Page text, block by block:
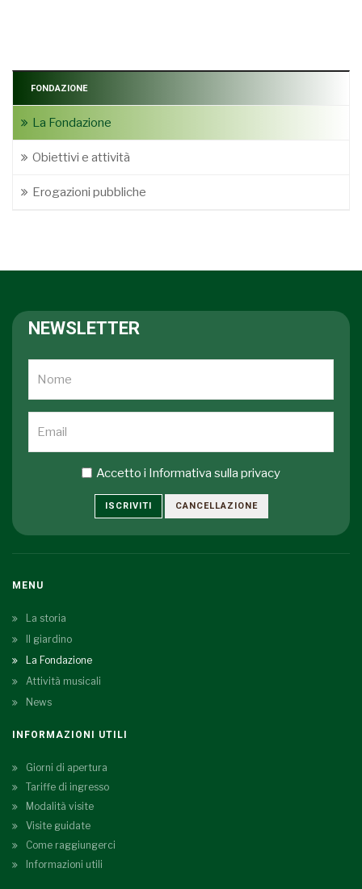
FONDAZIONE
La Fondazione
Obiettivi e attività
Erogazioni pubbliche
NEWSLETTER
Accetto i Informativa sulla privacy
ISCRIVITI CANCELLAZIONE
MENU
La storia
Il giardino
La Fondazione
Attività musicali
News
INFORMAZIONI UTILI
Giorni di apertura
Tariffe di ingresso
Modalità visite
Visite guidate
Come raggiungerci
Informazioni utili